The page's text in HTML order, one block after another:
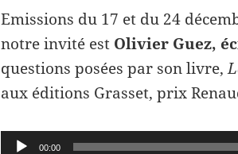
Emissions du 17 et du 24
notre invité est Olivier Guez,
questions posées par son livre,
aux éditions Grasset, prix
Lecteur
00:00